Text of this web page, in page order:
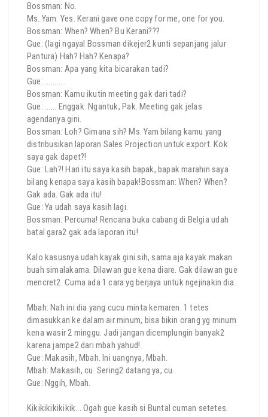
Bossman: No.
Ms. Yam: Yes. Kerani gave one copy for me, one for you.
Bossman: When? When? Bu Kerani???
Gue: (lagi ngayal Bossman dikejer2 kunti sepanjang jalur
Pantura) Hah? Hah? Kenapa?
Bossman: Apa yang kita bicarakan tadi?
Gue: ...........
Bossman: Kamu ikutin meeting gak dari tadi?
Gue: ...... Enggak. Ngantuk, Pak. Meeting gak jelas
agendanya gini.
Bossman: Loh? Gimana sih? Ms. Yam bilang kamu yang
distribusikan laporan Sales Projection untuk export. Kok
saya gak dapet?!
Gue: Lah?! Hari itu saya kasih bapak, bapak marahin saya
bilang kenapa saya kasih bapak!Bossman: When? When?
Gak ada. Gak ada itu!
Gue: Ya udah saya kasih lagi.
Bossman: Percuma! Rencana buka cabang di Belgia udah
batal gara2 gak ada laporan itu!
Kalo kasusnya udah kayak gini sih, sama aja kayak makan
buah simalakama. Dilawan gue kena diare. Gak dilawan gue
mencret2. Cuma ada 1 cara yg berjaya untuk ngejinakin dia.
Mbah: Nah ini dia yang cucu minta kemaren. 1 tetes
dimasukkan ke dalam air minum, bisa bikin orang yg minum
kena wasir 2 minggu. Jadi jangan dicemplungin banyak2
karena jampe2 dari mbah yahud!
Gue: Makasih, Mbah. Ini uangnya, Mbah.
Mbah: Makasih, cu. Sering2 datang ya, cu.
Gue: Nggih, Mbah.
Kikikikikikikik... Ogah gue kasih si Buntal cuman setetes.